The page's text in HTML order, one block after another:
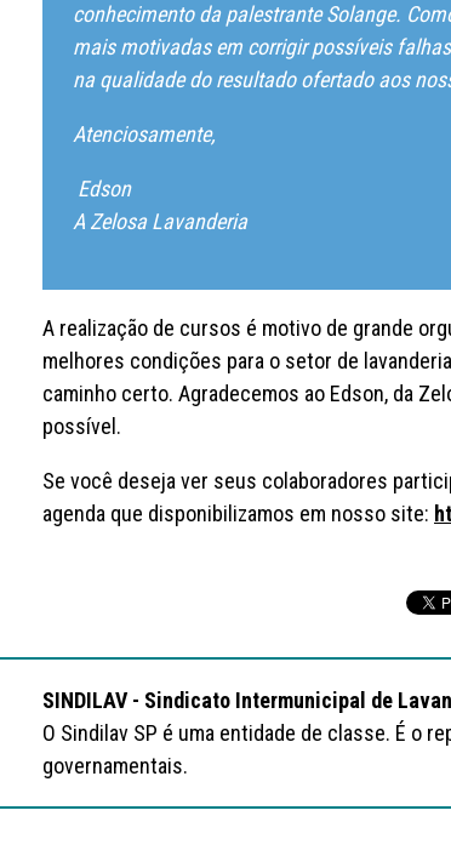
conhecimento da palestrante Solange.
mais motivadas em corrigir possíveis
na qualidade do resultado ofertado aos
Atenciosamente,
Edson
A Zelosa Lavanderia
A realização de cursos é motivo de grande
melhores condições para o setor de
caminho certo. Agradecemos ao Edson, da
possível.
Se você deseja ver seus colaboradores
agenda que disponibilizamos em nosso site:
SINDILAV - Sindicato Intermunicipal de
O Sindilav SP é uma entidade de classe. É o
governamentais.